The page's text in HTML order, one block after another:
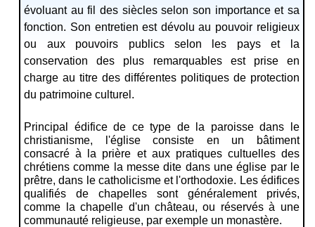
évoluant au fil des siècles selon son importance et sa
fonction. Son entretien est dévolu au pouvoir religieux
ou aux pouvoirs publics selon les pays et la
conservation des plus remarquables est prise en
charge au titre des différentes politiques de protection
du patrimoine culturel.
Principal édifice de ce type de la paroisse dans le
christianisme, l'église consiste en un bâtiment
consacré à la prière et aux pratiques cultuelles des
chrétiens comme la messe dite dans une église par le
prêtre, dans le catholicismeet l'orthodoxie. Les édifices
qualifiés dechapelles sont généralement privés,
comme la chapelle d'un château, ou réservés à une
communauté religieuse, par exemple un monastère.